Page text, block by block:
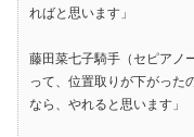
ればと思います」
藤田菜七子騎手（セピアノ
って、位置取りが下がった
なら、やれると思います」